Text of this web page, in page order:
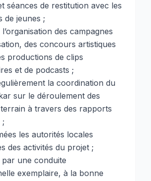
séances de restitution avec les
de jeunes ;
des campagnes
des concours artistiques
productions de clips
et de podcasts ;
la coordination du
sur le déroulement des
à travers des rapports
;
les autorités locales
des activités du projet ;
une conduite
exemplaire, à la bonne